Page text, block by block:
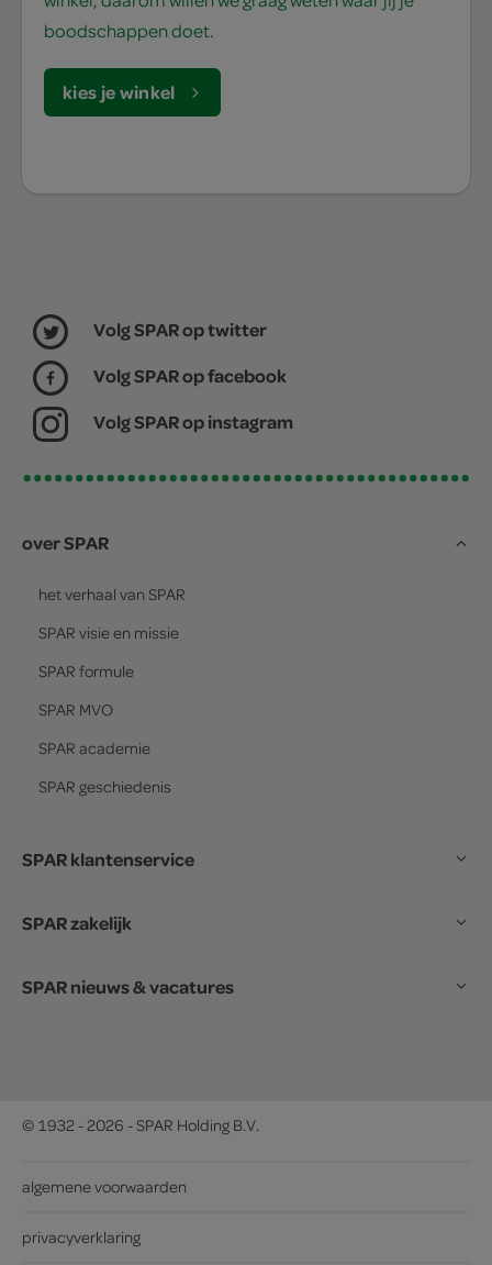
boodschappen doet.
kies je winkel
Volg SPAR op twitter
Volg SPAR op facebook
Volg SPAR op instagram
over SPAR
het verhaal van SPAR
SPAR visie en missie
SPAR formule
SPAR MVO
SPAR academie
SPAR geschiedenis
SPAR klantenservice
SPAR zakelijk
SPAR nieuws & vacatures
© 1932 - 2026 - SPAR Holding B.V.
algemene voorwaarden
privacyverklaring